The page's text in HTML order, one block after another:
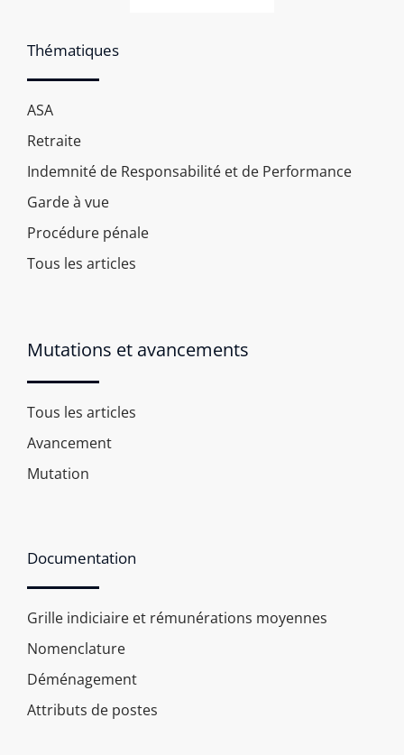
Thématiques
ASA
Retraite
Indemnité de Responsabilité et de Performance
Garde à vue
Procédure pénale
Tous les articles
Mutations et avancements
Tous les articles
Avancement
Mutation
Documentation
Grille indiciaire et rémunérations moyennes
Nomenclature
Déménagement
Attributs de postes